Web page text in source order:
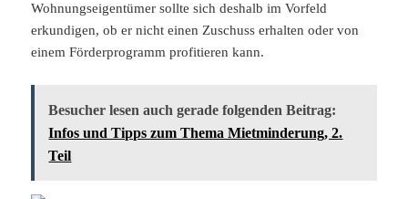
Wohnungseigentümer sollte sich deshalb im Vorfeld
erkundigen, ob er nicht einen Zuschuss erhalten oder von
einem Förderprogramm profitieren kann.
Besucher lesen auch gerade folgenden Beitrag:
Infos und Tipps zum Thema Mietminderung, 2.
Teil